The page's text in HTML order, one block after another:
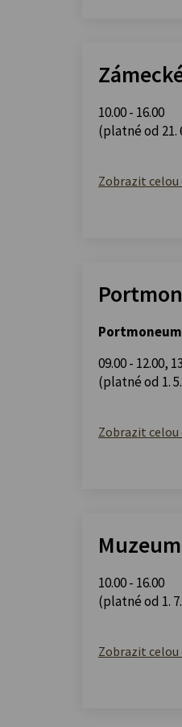
10.00 - 16.00
(platné od 21.
Zobrazit celou
Portmoneum
09.00 - 12.00,
(platné od 1. 5.
Zobrazit celou
10.00 - 16.00
(platné od 1. 7.
Zobrazit celou